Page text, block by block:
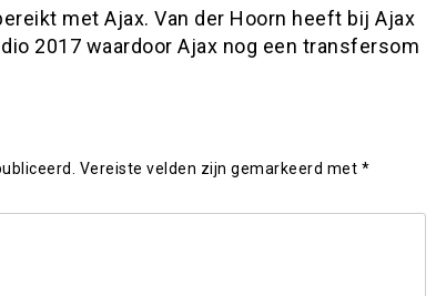
met Ajax. Van der Hoorn heeft bij Ajax
2017 waardoor Ajax nog een transfersom
Vereiste velden zijn gemarkeerd met *